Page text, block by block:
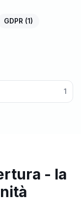
GDPR (1)
1
- la